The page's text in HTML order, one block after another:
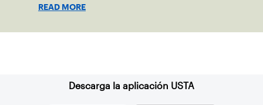
READ MORE
Descarga la aplicación USTA